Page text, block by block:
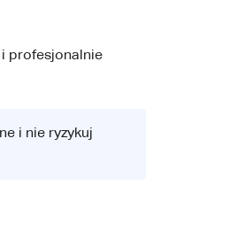
profesjonalnie
i nie ryzykuj